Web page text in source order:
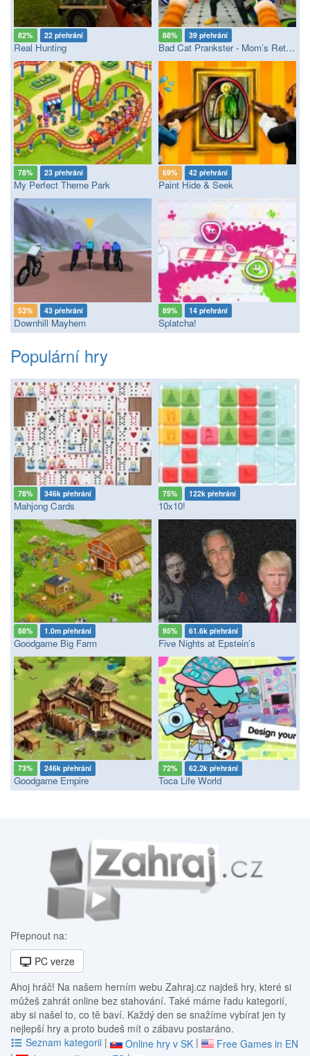
82% 22 přehrání
Real Hunting
88% 39 přehrání
Bad Cat Prankster - Mom’s Return
78% 23 přehrání
My Perfect Theme Park
69% 42 přehrání
Paint Hide & Seek
53% 43 přehrání
Downhill Mayhem
89% 14 přehrání
Splatcha!
Populární hry
78% 346k přehrání
Mahjong Cards
75% 122k přehrání
10x10!
88% 1.0m přehrání
Goodgame Big Farm
95% 61.6k přehrání
Five Nights at Epstein’s
73% 246k přehrání
Goodgame Empire
72% 62.2k přehrání
Toca Life World
Přepnout na:
PC verze
Ahoj hráč! Na našem herním webu Zahraj.cz najdeš hry, které si
můžeš zahrát online bez stahování. Také máme řadu kategorií,
aby si našel to, co tě baví. Každý den se snažíme vybírat jen ty
nejlepší hry a proto budeš mít o zábavu postaráno.
Seznam kategorii | Online hry v SK |
Free Games in EN